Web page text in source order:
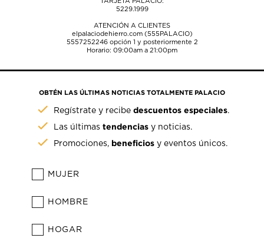
5229.1999
ATENCIÓN A CLIENTES
elpalaciodehierro.com (555PALACIO)
5557252246opción 1 y posteriormente 2
Horario: 09:00am a 21:00pm
OBTÉN LAS ÚLTIMAS NOTICIAS TOTALMENTE PALACIO
Regístrate y recibedescuentos especiales.
Las últimastendencias y noticias.
Promociones, beneficios y eventos únicos.
MUJER
HOMBRE
HOGAR